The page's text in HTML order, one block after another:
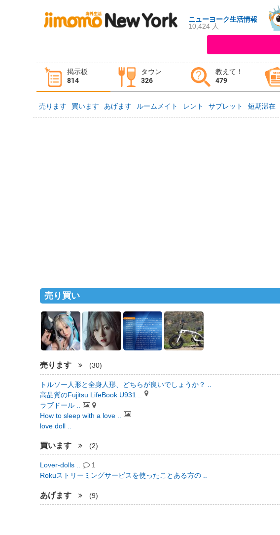
ニューヨーク生活情報
10,424 人
掲示板
814
タウン
326
教えて！
479
タウン情報 教えて！
売ります 買います あげます ルームメイト レント サブレット 短期滞在
売り買い
売ります (30)
トルソー人形と全身人形、どちらが良いでしょうか？ ..
高品質のFujitsu LifeBook U931 ..
ラブドール ..
How to sleep with a love ..
love doll ..
買います (2)
Lover-dolls .. 1
Rokuストリーミングサービスを使ったことある方の ..
あげます (9)